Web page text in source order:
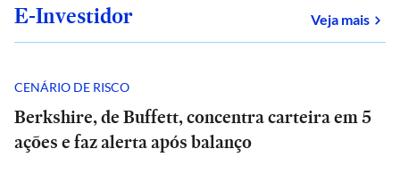
E-Investidor Veja mais
CENÁRIO DE RISCO
Berkshire, de Buffett, concentra carteira em 5
ações e faz alerta após balanço